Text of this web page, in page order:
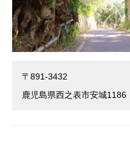
〒891-3432
鹿児島県西之表市安城1186